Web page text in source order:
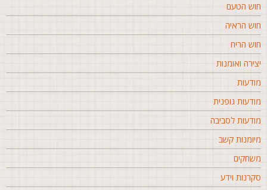
הטעם
הראיה
הריח
ואומנות
גופנית
לסביבה
קשב
וידע